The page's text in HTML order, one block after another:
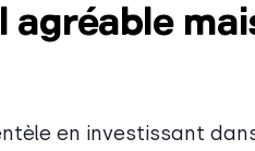
agréable
en investissant